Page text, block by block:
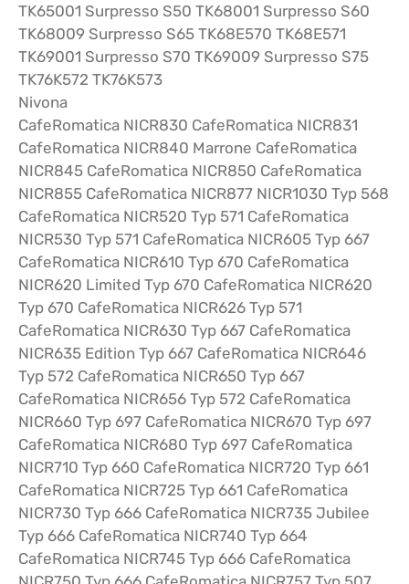
TK65001 Surpresso S50 TK68001 Surpresso S60
TK68009 Surpresso S65 TK68E570 TK68E571
TK69001 Surpresso S70 TK69009 Surpresso S75
TK76K572 TK76K573
Nivona
CafeRomatica NICR830 CafeRomatica NICR831
CafeRomatica NICR840 Marrone CafeRomatica
NICR845 CafeRomatica NICR850 CafeRomatica
NICR855 CafeRomatica NICR877 NICR1030 Typ 568
CafeRomatica NICR520 Typ 571 CafeRomatica
NICR530 Typ 571 CafeRomatica NICR605 Typ 667
CafeRomatica NICR610 Typ 670 CafeRomatica
NICR620 Limited Typ 670 CafeRomatica NICR620
Typ 670 CafeRomatica NICR626 Typ 571
CafeRomatica NICR630 Typ 667 CafeRomatica
NICR635 Edition Typ 667 CafeRomatica NICR646
Typ 572 CafeRomatica NICR650 Typ 667
CafeRomatica NICR656 Typ 572 CafeRomatica
NICR660 Typ 697 CafeRomatica NICR670 Typ 697
CafeRomatica NICR680 Typ 697 CafeRomatica
NICR710 Typ 660 CafeRomatica NICR720 Typ 661
CafeRomatica NICR725 Typ 661 CafeRomatica
NICR730 Typ 666 CafeRomatica NICR735 Jubilee
Typ 666 CafeRomatica NICR740 Typ 664
CafeRomatica NICR745 Typ 666 CafeRomatica